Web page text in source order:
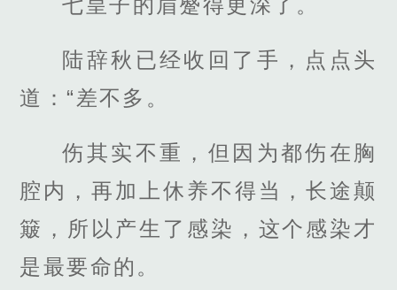
陆辞秋已经收回了手，点点头
道：“差不多。
伤其实不重，但因为都伤在胸
腔内，再加上休养不得当，长途颠
簸，所以产生了感染，这个感染才
是最要命的。